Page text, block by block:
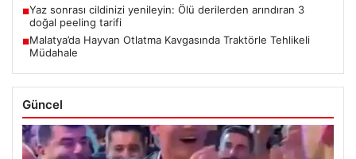
■Yaz sonrası cildinizi yenileyin: Ölü derilerden arındıran 3
doğal peeling tarifi
■Malatya’da Hayvan Otlatma Kavgasında Traktörle Tehlikeli
Müdahale
Güncel